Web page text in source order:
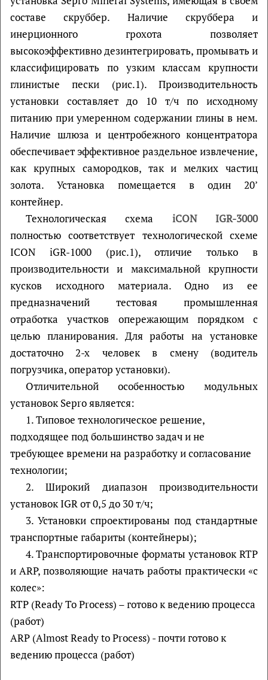
составе скруббер. Наличие скруббера и
инерционного грохота позволяет
высокоэффективно дезинтегрировать, промывать и
классифицировать по узким классам крупности
глинистые пески (рис.1). Производительность
установки составляет до 10 т/ч по исходному
питанию при умеренном содержании глины в нем.
Наличие шлюза и центробежного концентратора
обеспечивает эффективное раздельное извлечение,
как крупных самородков, так и мелких частиц
золота. Установка помещается в один 20’
контейнер.
Технологическая схема iCON IGR-3000
полностью соответствует технологической схеме
ICON iGR-1000 (рис.1), отличие только в
производительности и максимальной крупности
кусков исходного материала. Одно из ее
предназначений тестовая промышленная
отработка участков опережающим порядком с
целью планирования. Для работы на установке
достаточно 2-х человек в смену (водитель
погрузчика, оператор установки).
Отличительной особенностью модульных
установок Sepro является:
1. Типовое технологическое решение,
подходящее под большинство задач и не
требующее времени на разработку и согласование
технологии;
2. Широкий диапазон производительности
установок IGR от 0,5 до 30 т/ч;
3. Установки спроектированы под стандартные
транспортные габариты (контейнеры);
4. Транспортировочные форматы установок RTP
и ARP, позволяющие начать работы практически «с
колес»:
RTP (Ready To Process) – готово к ведению процесса
(работ)
ARP (Almost Ready to Process) - почти готово к
ведению процесса (работ)